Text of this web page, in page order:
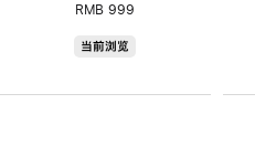
RMB 999
当前浏览